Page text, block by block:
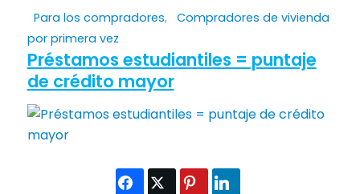
Para los compradores, Compradores de vivienda
por primera vez
Préstamos estudiantiles = puntaje
de crédito mayor